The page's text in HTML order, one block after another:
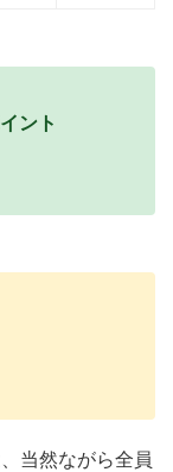
ント
当然ながら全員